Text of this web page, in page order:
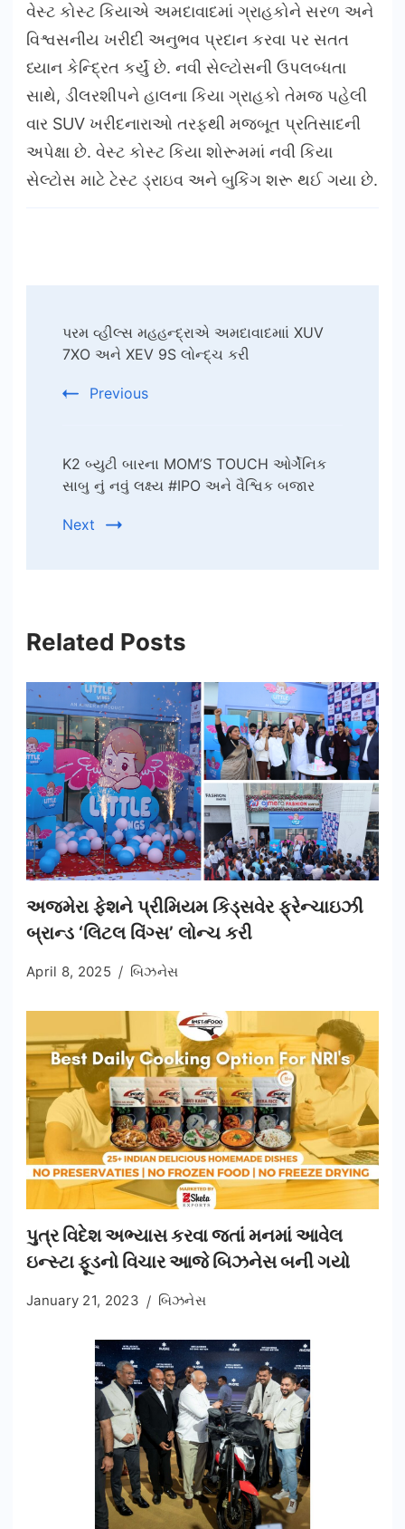
વેસ્ટ કોસ્ટ કિયાએ અમદાવાદમાં ગ્રાહકોને સરળ અને
વિશ્વસનીય ખરીદી અનુભવ પ્રદાન કરવા પર સતત
ધ્યાન કેન્દ્રિત કર્યું છે. નવી સેલ્ટોસની ઉપલબ્ધતા
સાથે, ડીલરશીપને હાલના કિયા ગ્રાહકો તેમજ પહેલી
વાર SUV ખરીદનારાઓ તરફથી મજબૂત પ્રતિસાદની
અપેક્ષા છે. વેસ્ટ કોસ્ટ કિયા શોરૂમમાં નવી કિયા
સેલ્ટોસ માટે ટેસ્ટ ડ્રાઇવ અને બુકિંગ શરૂ થઈ ગયા છે.
Navigation
પરમ વ્હીલ્સ મહહન્દ્રાએ અમદાવાદમાાં XUV
7XO અને XEV 9S લોન્દ્ચ કરી
Previous
K2 બ્યુટી બારના MOM’S TOUCH ઓર્ગેનિક
સાબુ નું નવું લક્ષ્ય #IPO અને વૈશ્વિક બજાર
Next
Related Posts
અજમેરા ફેશને પ્રીમિયમ કિડ્સવેર ફ્રેન્ચાઇઝી
બ્રાન્ડ ‘લિટલ વિંગ્સ’ લોન્ચ કરી
April 8, 2025 બિઝનેસ
પુત્ર વિદેશ અભ્યાસ કરવા જતાં મનમાં આવેલ
ઇન્સ્ટા ફૂડનો વિચાર આજે બિઝનેસ બની ગયો
January 21, 2023 બિઝનેસ